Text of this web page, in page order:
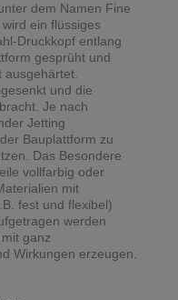
dem Namen Fine
ein flüssiges
Druckkopf entlang
gesprüht und
ausgehärtet.
und die
Je nach
Jetting
Bauplattform zu
Das Besondere
vollfarbig oder
mit
fest und flexibel)
werden
ganz
Wirkungen erzeugen.